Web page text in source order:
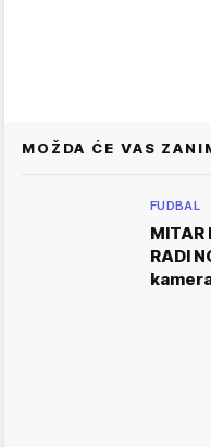
MOŽDA ĆE VAS
FUDBAL
MITAR
RADI